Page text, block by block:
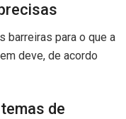
barreiras para o que a
deve, de acordo
de